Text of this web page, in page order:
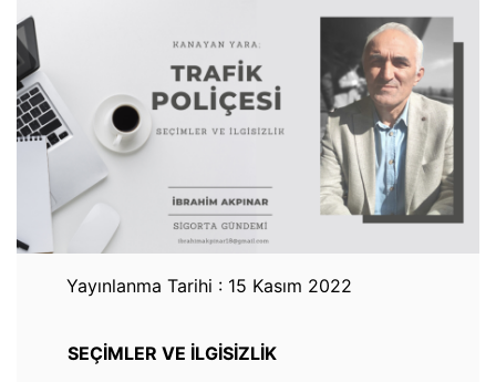
Yayınlanma Tarihi : 15 Kasım 2022
SEÇİMLER VE İLGİSİZLİK